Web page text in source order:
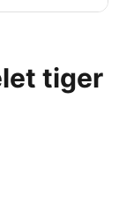
tiger